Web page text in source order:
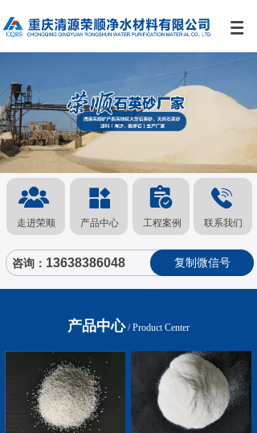
走进荣顺 产品中心 联系我们
工程案例
咨询： 13638386048 复制微信号
产品中心/Product Center